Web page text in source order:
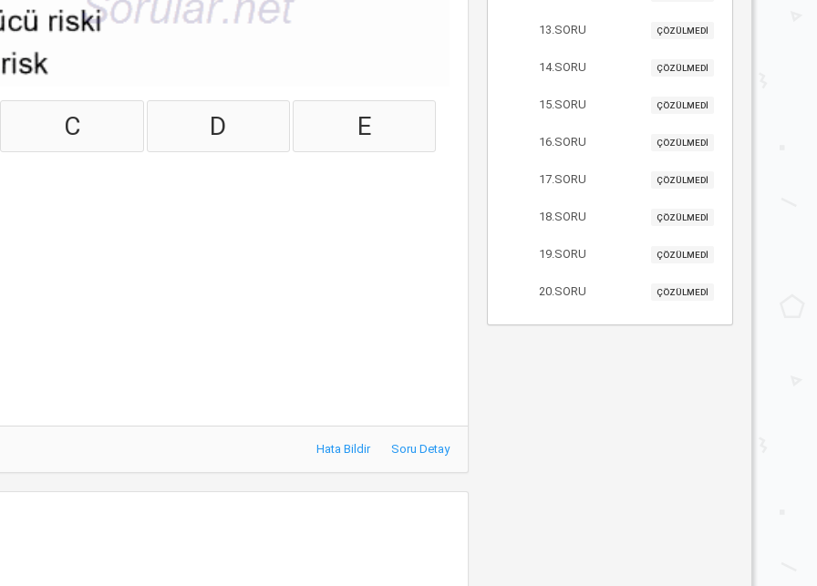
C D E
Hata Bildir Soru Detay
13.SORU ÇÖZÜLMEDİ
14.SORU ÇÖZÜLMEDİ
15.SORU ÇÖZÜLMEDİ
16.SORU ÇÖZÜLMEDİ
17.SORU ÇÖZÜLMEDİ
18.SORU ÇÖZÜLMEDİ
19.SORU ÇÖZÜLMEDİ
20.SORU ÇÖZÜLMEDİ